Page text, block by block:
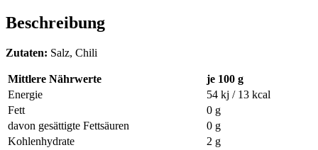
Beschreibung
Zutaten: Salz, Chili
Mittlere Nährwerte
je 100 g
Energie
54 kj / 13 kcal
Fett
0 g
davon gesättigte Fettsäuren
0 g
Kohlenhydrate
2 g